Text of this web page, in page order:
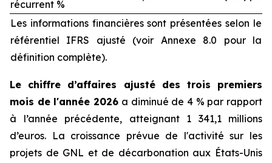
récurrent %
Les informations financières sont présentées selon le
référentiel IFRS ajusté (voir Annexe 8.0 pour la
définition complète).
Le chiffre d’affaires ajusté des trois premiers
mois de l'année 2026 a diminué de 4 % par rapport
à l’année précédente, atteignant 1 341,1 millions
d’euros. La croissance prévue de l'activité sur les
projets de GNL et de décarbonation aux États-Unis